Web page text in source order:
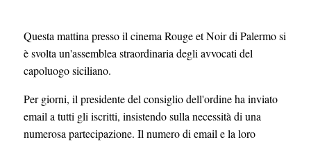
Questa mattina presso il cinema Rouge et Noir di Palermo si
è svolta un'assemblea straordinaria degli avvocati del
capoluogo siciliano.
Per giorni, il presidente del consiglio dell'ordine ha inviato
email a tutti gli iscritti, insistendo sulla necessità di una
numerosa partecipazione. Il numero di email e la loro